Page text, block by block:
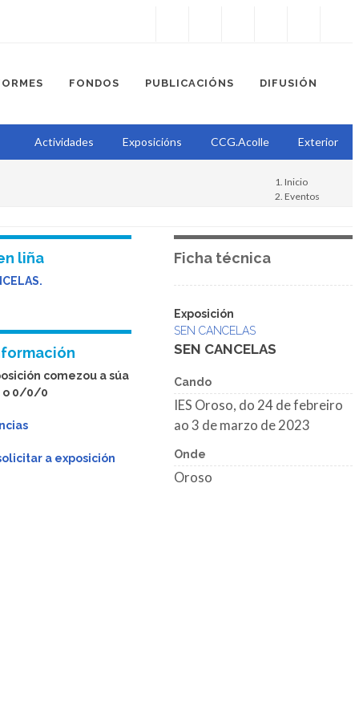
FONDOS PUBLICACIÓNS DIFUSIÓN
Actividades Exposicións CCG.Acolle Exterior
Inicio
Eventos
liña
comezou a súa
o 0/0/0
a exposición
Ficha técnica
Exposición
SEN CANCELAS
SEN CANCELAS
Cando
IES Oroso, do 24 de febreiro
ao 3 de marzo de 2023
Onde
Oroso